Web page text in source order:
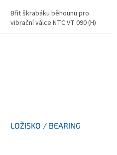
Břit škrabáku běhounu pro
vibrační válce NTC VT 090 (H)
LOŽISKO / BEARING